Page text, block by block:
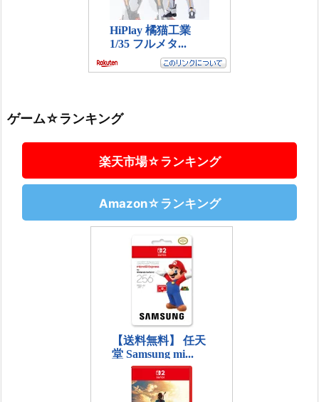
ゲーム☆ランキング
楽天市場☆ランキング
Amazon☆ランキング